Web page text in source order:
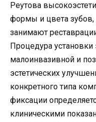
Реутова
формы и цвета зубов,
занимают
Процедура установки
малоинвазивной и
эстетических
конкретного типа
фиксации
клиническими